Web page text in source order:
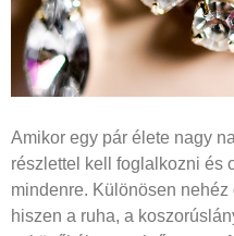
Amikor egy pár élete nagy
részlettel kell foglalkozni és
mindenre. Különösen
hiszen a ruha, a